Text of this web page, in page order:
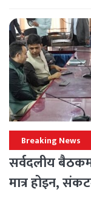
Breaking News
सर्वदलीय
मात्र होइन,